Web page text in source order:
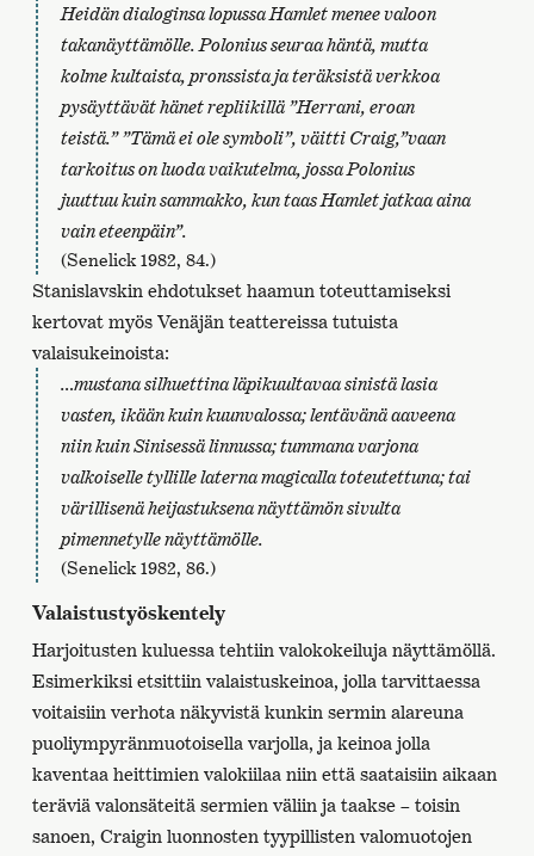
Heidän dialoginsa lopussa Hamlet menee valoon
takanäyttämölle. Polonius seuraa häntä, mutta
kolme kultaista, pronssista ja teräksistä verkkoa
pysäyttävät hänet repliikillä ”Herrani, eroan
teistä.” ”Tämä ei ole symboli”, väitti Craig,”vaan
tarkoitus on luoda vaikutelma, jossa Polonius
juuttuu kuin sammakko, kun taas Hamlet jatkaa aina
vain eteenpäin”.
(Senelick 1982, 84.)
Stanislavskin ehdotukset haamun toteuttamiseksi
kertovat myös Venäjän teattereissa tutuista
valaisukeinoista:
…mustana silhuettina läpikuultavaa sinistä lasia
vasten, ikään kuin kuunvalossa; lentävänä aaveena
niin kuinSinisessä linnussa; tummana varjona
valkoiselle tyllille laterna magicalla toteutettuna; tai
värillisenä heijastuksena näyttämön sivulta
pimennetylle näyttämölle.
(Senelick 1982, 86.)
Valaistustyöskentely
Harjoitusten kuluessa tehtiin valokokeiluja näyttämöllä.
Esimerkiksi etsittiin valaistuskeinoa, jolla tarvittaessa
voitaisiin verhota näkyvistä kunkin sermin alareuna
puoliympyränmuotoisella varjolla, ja keinoa jolla
kaventaa heittimien valokiilaa niin että saataisiin aikaan
teräviä valonsäteitä sermien väliin ja taakse – toisin
sanoen, Craigin luonnosten tyypillisten valomuotojen